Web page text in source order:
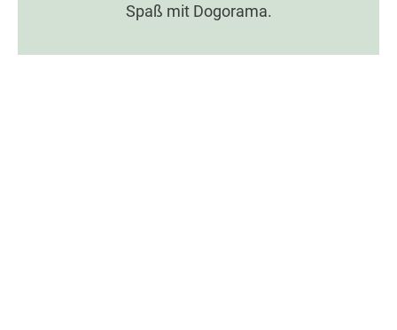
Spaß mit Dogorama.